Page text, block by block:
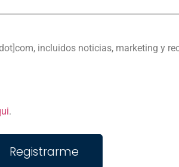
incluidos noticias, marketing y
.
Registrarme